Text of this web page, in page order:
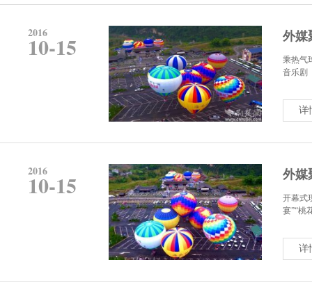
2016
10-15 外媒
乘热气
音乐剧
详
2016
10-15 外媒
开幕式
宴”“桃
详